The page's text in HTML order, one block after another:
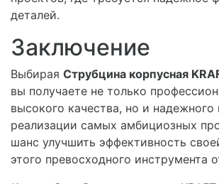
деталей.
Заключение
Выбирая Струбцина корпусная
вы получаете не только
высокого качества, но и
реализации самых амбициозных
шанс улучшить эффективность
этого превосходного инструмента